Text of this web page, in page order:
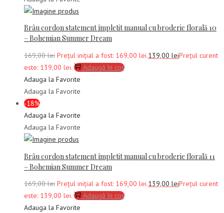
Brâu cordon statement împletit manual cu broderie florală 10
– Bohemian Summer Dream
169,00lei Prețul inițial a fost: 169,00 lei.139,00 leiPrețul curent
este: 139,00 lei.
Adaugă în coș
Adauga la Favorite
Adauga la Favorite
-18%
Adauga la Favorite
Adauga la Favorite
Brâu cordon statement împletit manual cu broderie florală 11
– Bohemian Summer Dream
169,00lei Prețul inițial a fost: 169,00 lei.139,00 leiPrețul curent
este: 139,00 lei.
Adaugă în coș
Adauga la Favorite